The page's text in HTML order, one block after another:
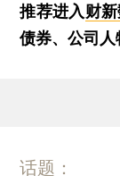
推荐进入财
债券、公司人
话题：